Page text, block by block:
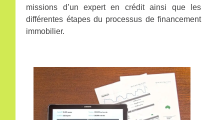
missions d’un expert en crédit ainsi que les
différentes étapes du processus de financement
immobilier.